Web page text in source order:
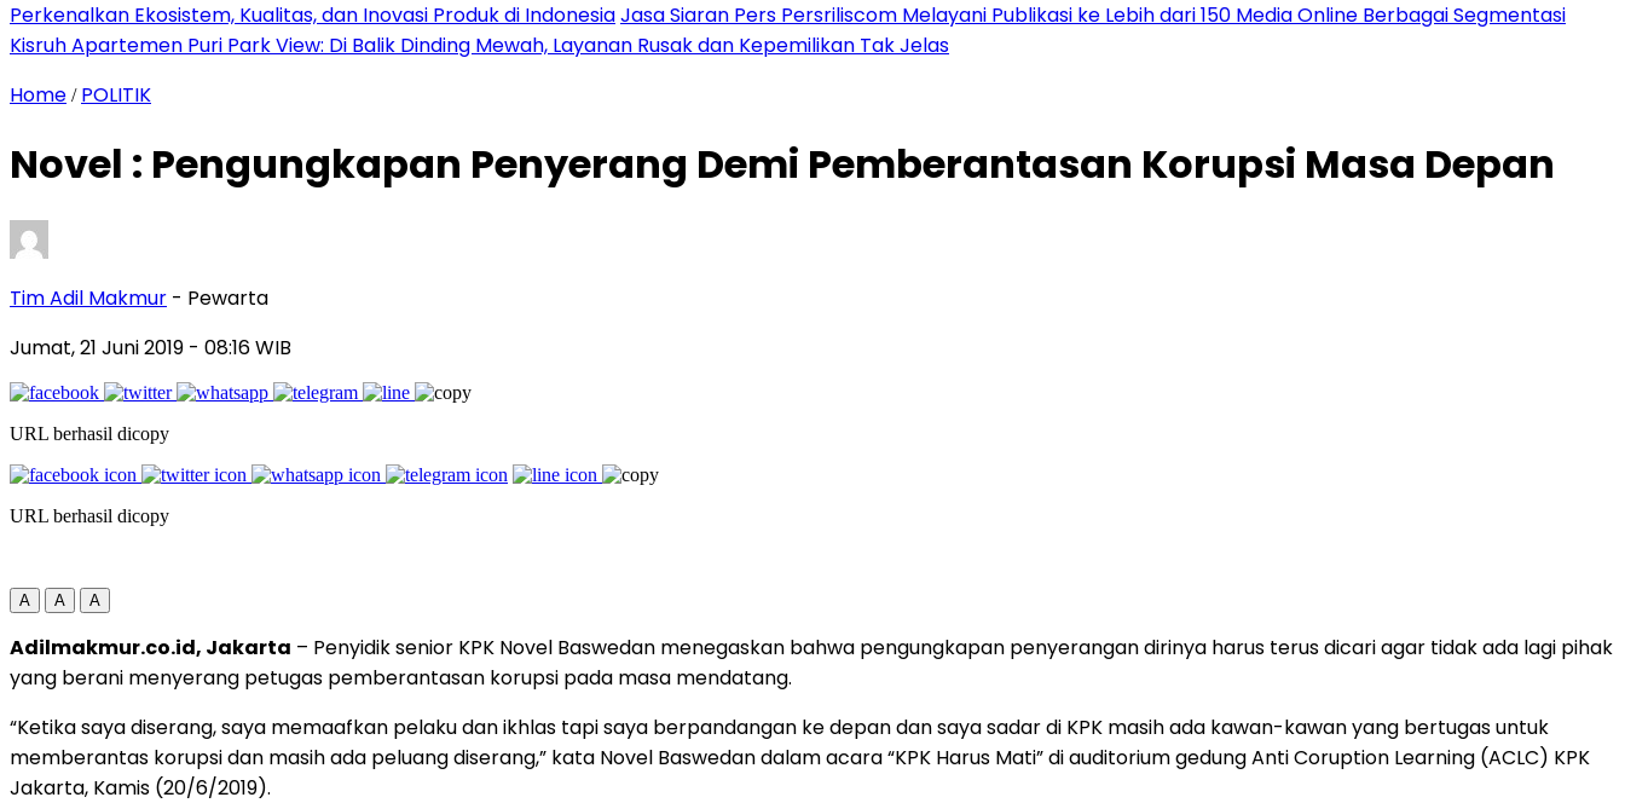
Perkenalkan Ekosistem, Kualitas, dan Inovasi Produk di IndonesiaJasa Siaran Pers Persriliscom Melayani Publikasi ke Lebih dari 150 Media Online Berbagai Segmentasi
Kisruh Apartemen Puri Park View: Di Balik Dinding Mewah, Layanan Rusak dan Kepemilikan Tak Jelas
Home / POLITIK
Novel : Pengungkapan Penyerang Demi Pemberantasan Korupsi Masa Depan
Tim Adil Makmur - Pewarta
Jumat, 21 Juni 2019 - 08:16 WIB
URL berhasil dicopy
URL berhasil dicopy
A A A
Adilmakmur.co.id, Jakarta – Penyidik senior KPK Novel Baswedan menegaskan bahwa pengungkapan penyerangan dirinya harus terus dicari agar tidak ada lagi pihak
yang berani menyerang petugas pemberantasan korupsi pada masa mendatang.
“Ketika saya diserang, saya memaafkan pelaku dan ikhlas tapi saya berpandangan ke depan dan saya sadar di KPK masih ada kawan-kawan yang bertugas untuk
memberantas korupsi dan masih ada peluang diserang,” kata Novel Baswedan dalam acara “KPK Harus Mati” di auditorium gedung Anti Coruption Learning (ACLC) KPK
Jakarta, Kamis (20/6/2019).